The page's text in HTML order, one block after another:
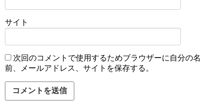
サイト
次回のコメントで使用するためブラウザーに自分の名
前、メールアドレス、サイトを保存する。